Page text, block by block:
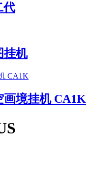
代
挂机
画境挂机 CA1K